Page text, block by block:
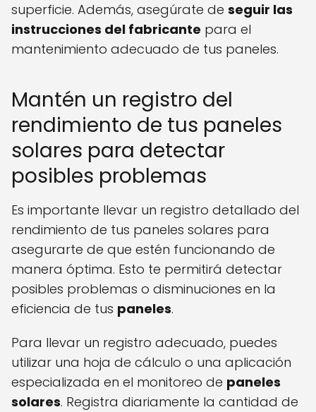
superficie. Además, asegúrate de seguir las
instrucciones del fabricante para el
mantenimiento adecuado de tus paneles.
Mantén un registro del
rendimiento de tus paneles
solares para detectar
posibles problemas
Es importante llevar un registro detallado del
rendimiento de tus paneles solares para
asegurarte de que estén funcionando de
manera óptima. Esto te permitirá detectar
posibles problemas o disminuciones en la
eficiencia de tus paneles.
Para llevar un registro adecuado, puedes
utilizar una hoja de cálculo o una aplicación
especializada en el monitoreo de paneles
solares. Registra diariamente la cantidad de